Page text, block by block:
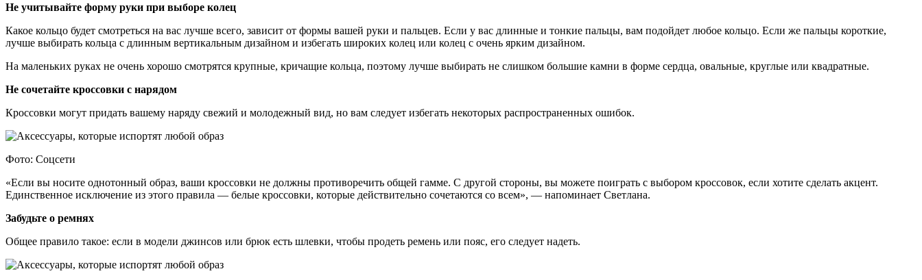
Не учитывайте форму руки при выборе колец
Какое кольцо будет смотреться на вас лучше всего, зависит от формы вашей руки и пальцев. Если у вас длинные и тонкие пальцы, вам подойдет любое кольцо. Если же пальцы короткие,
лучше выбирать кольца с длинным вертикальным дизайном и избегать широких колец или колец с очень ярким дизайном.
На маленьких руках не очень хорошо смотрятся крупные, кричащие кольца, поэтому лучше выбирать не слишком большие камни в форме сердца, овальные, круглые или квадратные.
Не сочетайте кроссовки с нарядом
Кроссовки могут придать вашему наряду свежий и молодежный вид, но вам следует избегать некоторых распространенных ошибок.
Фото: Соцсети
«Если вы носите однотонный образ, ваши кроссовки не должны противоречить общей гамме. С другой стороны, вы можете поиграть с выбором кроссовок, если хотите сделать акцент.
Единственное исключение из этого правила — белые кроссовки, которые действительно сочетаются со всем», — напоминает Светлана.
Забудьте о ремнях
Общее правило такое: если в модели джинсов или брюк есть шлевки, чтобы продеть ремень или пояс, его следует надеть.